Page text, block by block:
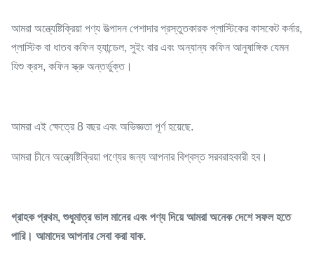
আমরা অন্ত্যেষ্টিক্রিয়া পণ্য উত্পাদন পেশাদার প্রস্তুতকারক প্লাস্টিকের কাসকেট কর্নার,
প্লাস্টিক বা ধাতব কফিন হ্যান্ডেল, সুইং বার এবং অন্যান্য কফিন আনুষাঙ্গিক যেমন
যিশু ক্রস, কফিন স্ক্রু অন্তর্ভুক্ত।
আমরা এই ক্ষেত্রে 8 বছর এবং অভিজ্ঞতা পূর্ণ হয়েছে.
আমরা চীনে অন্ত্যেষ্টিক্রিয়া পণ্যের জন্য আপনার বিশ্বস্ত সরবরাহকারী হব।
গ্রাহক প্রথম, শুধুমাত্র ভাল মানের এবং পণ্য দিয়ে আমরা অনেক দেশে সফল হতে
পারি। আমাদের আপনার সেবা করা যাক.